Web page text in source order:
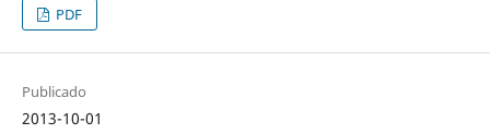
PDF
Publicado
2013-10-01